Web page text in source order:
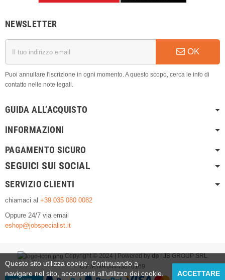
NEWSLETTER
OK
Puoi annullare l'iscrizione in ogni momento. A questo scopo, cerca le info di
contatto nelle note legali.
GUIDA ALL’ACQUISTO
INFORMAZIONI
PAGAMENTO SICURO
SEGUICI SUI SOCIAL
SERVIZIO CLIENTI
chiamaci al +39 035 080 0082
Oppure 24/7 via email
eshop@jobspecialist.it
Copyright © 2024 | Powered by dp
| JB GROUP SRL
C.F./P.IVA 04443870169
Questo sito utilizza cookie. Continuando a
navigare nel sito, acconsenti all'utilizzo dei cookie.
ACCETTARE